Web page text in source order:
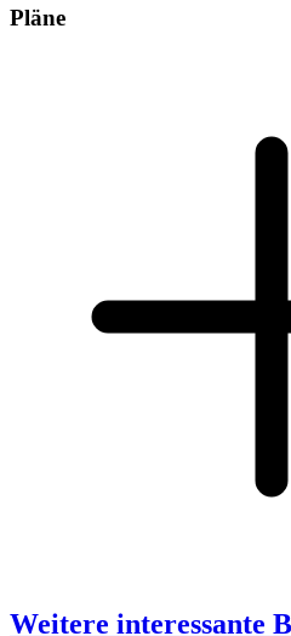
Pläne
Weitere interessante